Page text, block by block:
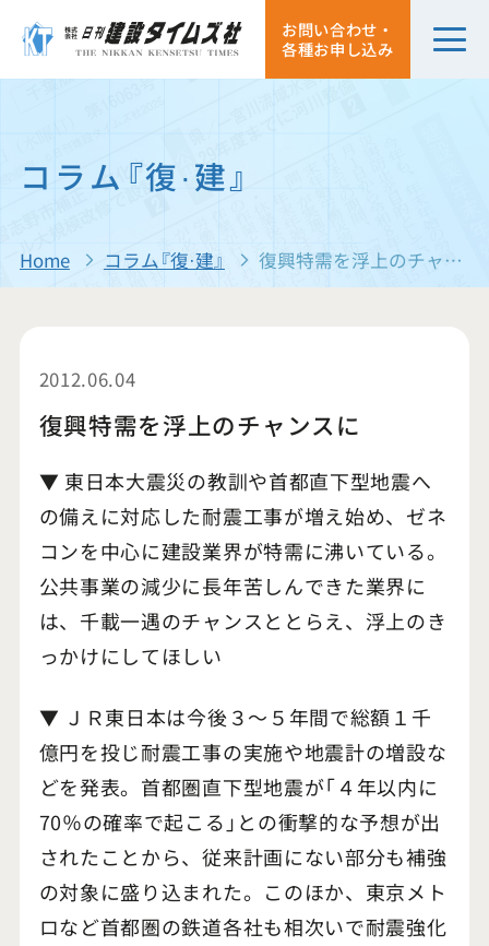
お問い合わせ・
各種お申し込み
コラム『復·建』
Home コラム『復·建』 復興特需を浮上のチャンスに
2012.06.04
復興特需を浮上のチャンスに
▼ 東日本大震災の教訓や首都直下型地震へ
の備えに対応した耐震工事が増え始め、ゼネ
コンを中心に建設業界が特需に沸いている。
公共事業の減少に長年苦しんできた業界に
は、千載一遇のチャンスととらえ、浮上のき
っかけにしてほしい
▼ ＪＲ東日本は今後３～５年間で総額１千
億円を投じ耐震工事の実施や地震計の増設な
どを発表。首都圏直下型地震が「４年以内に
70％の確率で起こる」との衝撃的な予想が出
されたことから、従来計画にない部分も補強
の対象に盛り込まれた。このほか、東京メト
ロなど首都圏の鉄道各社も相次いで耐震強化